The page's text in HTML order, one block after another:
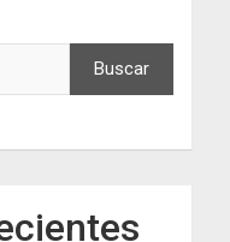
Buscar